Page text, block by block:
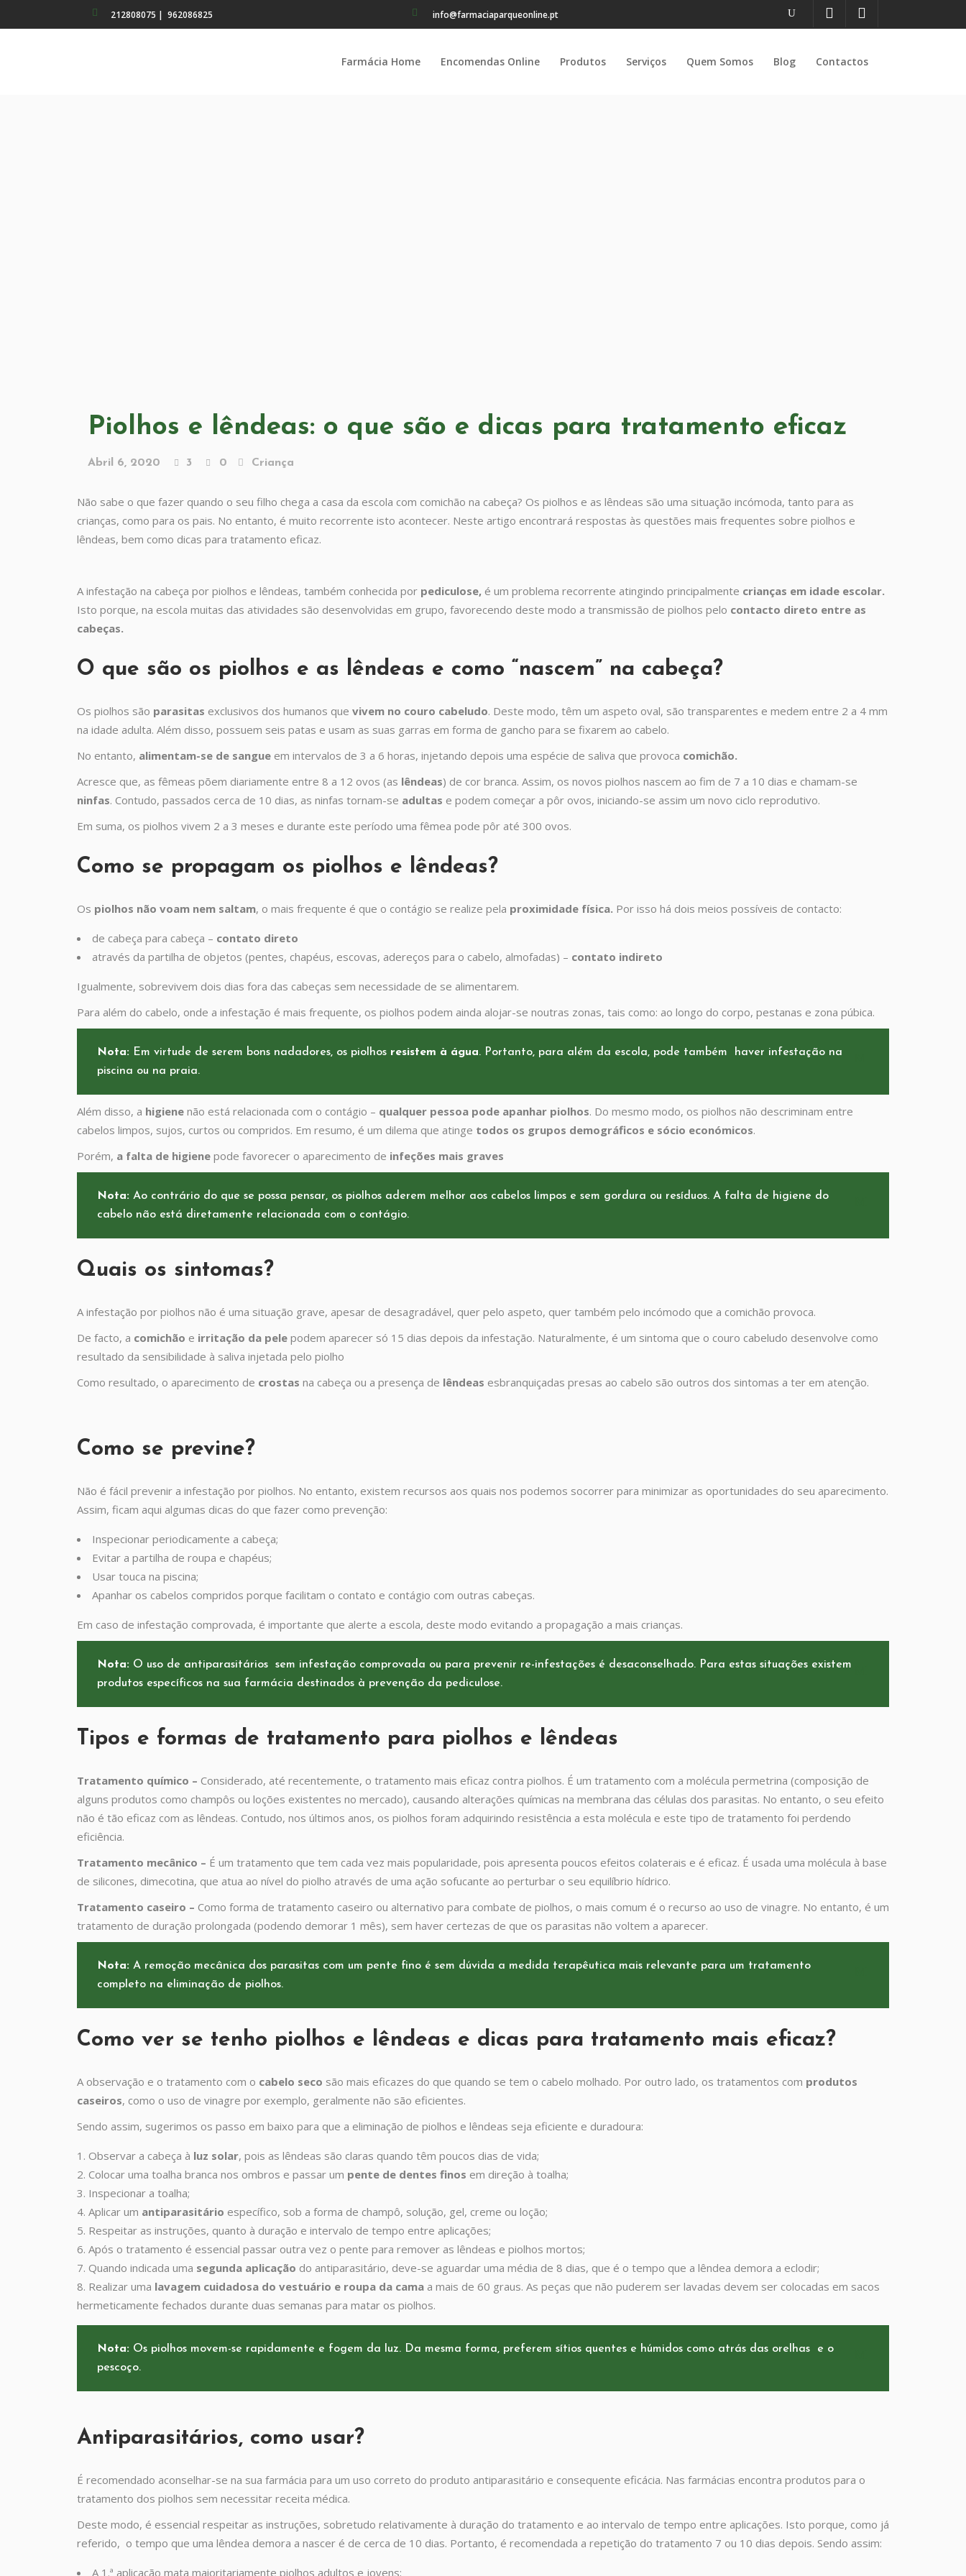
212808075 | 962086825 info@farmaciaparqueonline.pt
Farmácia Home Encomendas Online Produtos Serviços Quem Somos Blog Contactos
Piolhos e lêndeas: o que são e dicas para tratamento eficaz
Abril 6, 2020 3 0 Criança
Não sabe o que fazer quando o seu filho chega a casa da escola com comichão na cabeça? Os piolhos e as lêndeas são uma situação incómoda, tanto para as
crianças, como para os pais. No entanto, é muito recorrente isto acontecer. Neste artigo encontrará respostas às questões mais frequentes sobre piolhos e
lêndeas, bem como dicas para tratamento eficaz.
A infestação na cabeça por piolhos e lêndeas, também conhecida por pediculose, é um problema recorrente atingindo principalmente crianças em idade escolar.
Isto porque, na escola muitas das atividades são desenvolvidas em grupo, favorecendo deste modo a transmissão de piolhos pelo contacto direto entre as
cabeças.
O que são os piolhos e as lêndeas e como “nascem” na cabeça?
Os piolhos são parasitas exclusivos dos humanos que vivem no couro cabeludo. Deste modo, têm um aspeto oval, são transparentes e medem entre 2 a 4 mm
na idade adulta. Além disso, possuem seis patas e usam as suas garras em forma de gancho para se fixarem ao cabelo.
No entanto, alimentam-se de sangue em intervalos de 3 a 6 horas, injetando depois uma espécie de saliva que provoca comichão.
Acresce que, as fêmeas põem diariamente entre 8 a 12 ovos (as lêndeas) de cor branca. Assim, os novos piolhos nascem ao fim de 7 a 10 dias e chamam-se
ninfas. Contudo, passados cerca de 10 dias, as ninfas tornam-se adultas e podem começar a pôr ovos, iniciando-se assim um novo ciclo reprodutivo.
Em suma, os piolhos vivem 2 a 3 meses e durante este período uma fêmea pode pôr até 300 ovos.
Como se propagam os piolhos e lêndeas?
Os piolhos não voam nem saltam, o mais frequente é que o contágio se realize pela proximidade física. Por isso há dois meios possíveis de contacto:
de cabeça para cabeça – contato direto
através da partilha de objetos (pentes, chapéus, escovas, adereços para o cabelo, almofadas) – contato indireto
Igualmente, sobrevivem dois dias fora das cabeças sem necessidade de se alimentarem.
Para além do cabelo, onde a infestação é mais frequente, os piolhos podem ainda alojar-se noutras zonas, tais como: ao longo do corpo, pestanas e zona púbica.
Nota: Em virtude de serem bons nadadores, os piolhos resistem à água. Portanto, para além da escola, pode também haver infestação na
piscina ou na praia.
Além disso, a higiene não está relacionada com o contágio – qualquer pessoa pode apanhar piolhos. Do mesmo modo, os piolhos não descriminam entre
cabelos limpos, sujos, curtos ou compridos. Em resumo, é um dilema que atinge todos os grupos demográficos e sócio económicos.
Porém, a falta de higiene pode favorecer o aparecimento de infeções mais graves
Nota: Ao contrário do que se possa pensar, os piolhos aderem melhor aos cabelos limpos e sem gordura ou resíduos. A falta de higiene do
cabelo não está diretamente relacionada com o contágio.
Quais os sintomas?
A infestação por piolhos não é uma situação grave, apesar de desagradável, quer pelo aspeto, quer também pelo incómodo que a comichão provoca.
De facto, a comichão e irritação da pele podem aparecer só 15 dias depois da infestação. Naturalmente, é um sintoma que o couro cabeludo desenvolve como
resultado da sensibilidade à saliva injetada pelo piolho
Como resultado, o aparecimento de crostas na cabeça ou a presença de lêndeas esbranquiçadas presas ao cabelo são outros dos sintomas a ter em atenção.
Como se previne?
Não é fácil prevenir a infestação por piolhos. No entanto, existem recursos aos quais nos podemos socorrer para minimizar as oportunidades do seu aparecimento.
Assim, ficam aqui algumas dicas do que fazer como prevenção:
Inspecionar periodicamente a cabeça;
Evitar a partilha de roupa e chapéus;
Usar touca na piscina;
Apanhar os cabelos compridos porque facilitam o contato e contágio com outras cabeças.
Em caso de infestação comprovada, é importante que alerte a escola, deste modo evitando a propagação a mais crianças.
Nota: O uso de antiparasitários sem infestação comprovada ou para prevenir re-infestações é desaconselhado. Para estas situações existem
produtos específicos na sua farmácia destinados à prevenção da pediculose.
Tipos e formas de tratamento para piolhos e lêndeas
Tratamento químico – Considerado, até recentemente, o tratamento mais eficaz contra piolhos. É um tratamento com a molécula permetrina (composição de
alguns produtos como champôs ou loções existentes no mercado), causando alterações químicas na membrana das células dos parasitas. No entanto, o seu efeito
não é tão eficaz com as lêndeas. Contudo, nos últimos anos, os piolhos foram adquirindo resistência a esta molécula e este tipo de tratamento foi perdendo
eficiência.
Tratamento mecânico – É um tratamento que tem cada vez mais popularidade, pois apresenta poucos efeitos colaterais e é eficaz. É usada uma molécula à base
de silicones, dimecotina, que atua ao nível do piolho através de uma ação sofucante ao perturbar o seu equilíbrio hídrico.
Tratamento caseiro – Como forma de tratamento caseiro ou alternativo para combate de piolhos, o mais comum é o recurso ao uso de vinagre. No entanto, é um
tratamento de duração prolongada (podendo demorar 1 mês), sem haver certezas de que os parasitas não voltem a aparecer.
Nota: A remoção mecânica dos parasitas com um pente fino é sem dúvida a medida terapêutica mais relevante para um tratamento
completo na eliminação de piolhos.
Como ver se tenho piolhos e lêndeas e dicas para tratamento mais eficaz?
A observação e o tratamento com o cabelo seco são mais eficazes do que quando se tem o cabelo molhado. Por outro lado, os tratamentos com produtos
caseiros, como o uso de vinagre por exemplo, geralmente não são eficientes.
Sendo assim, sugerimos os passo em baixo para que a eliminação de piolhos e lêndeas seja eficiente e duradoura:
Observar a cabeça à luz solar, pois as lêndeas são claras quando têm poucos dias de vida;
Colocar uma toalha branca nos ombros e passar um pente de dentes finos em direção à toalha;
Inspecionar a toalha;
Aplicar um antiparasitário específico, sob a forma de champô, solução, gel, creme ou loção;
Respeitar as instruções, quanto à duração e intervalo de tempo entre aplicações;
Após o tratamento é essencial passar outra vez o pente para remover as lêndeas e piolhos mortos;
Quando indicada uma segunda aplicação do antiparasitário, deve-se aguardar uma média de 8 dias, que é o tempo que a lêndea demora a eclodir;
Realizar uma lavagem cuidadosa do vestuário e roupa da cama a mais de 60 graus. As peças que não puderem ser lavadas devem ser colocadas em sacos
hermeticamente fechados durante duas semanas para matar os piolhos.
Nota: Os piolhos movem-se rapidamente e fogem da luz. Da mesma forma, preferem sítios quentes e húmidos como atrás das orelhas e o
pescoço.
Antiparasitários, como usar?
É recomendado aconselhar-se na sua farmácia para um uso correto do produto antiparasitário e consequente eficácia. Nas farmácias encontra produtos para o
tratamento dos piolhos sem necessitar receita médica.
Deste modo, é essencial respeitar as instruções, sobretudo relativamente à duração do tratamento e ao intervalo de tempo entre aplicações. Isto porque, como já
referido, o tempo que uma lêndea demora a nascer é de cerca de 10 dias. Portanto, é recomendada a repetição do tratamento 7 ou 10 dias depois. Sendo assim:
A 1.ª aplicação mata maioritariamente piolhos adultos e jovens;